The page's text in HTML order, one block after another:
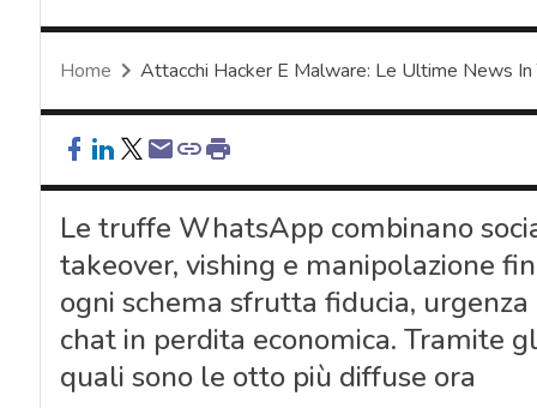
Home Attacchi Hacker E Malware: Le Ultime News
Le truffe WhatsApp combinano
takeover, vishing e manipolazione
ogni schema sfrutta fiducia,
chat in perdita economica. Tramite
quali sono le otto più diffuse ora